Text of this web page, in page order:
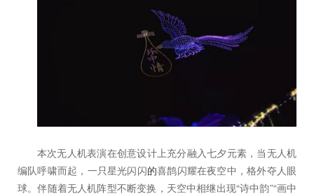
本次无人机表演在创意设计上充分融入七夕元素，当无人机
编队呼啸而起，一只星光闪闪的喜鹊闪耀在夜空中，格外夺人眼
球。伴随着无人机阵型不断变换，天空中相继出现“诗中韵”“画中